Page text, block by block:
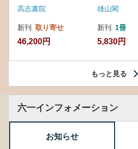
高志書院
新刊 取り寄せ
46,200円
雄山閣
新刊 1冊
5,830円
もっと見る
六一インフォメーション
お知らせ